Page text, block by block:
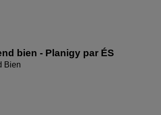
bien - Planigy par ÉS
Bien